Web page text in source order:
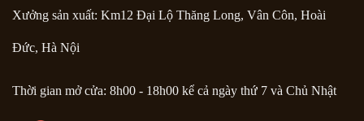
Xưởng sản xuất: Km12 Đại Lộ Thăng Long, Vân Côn, Hoài
Đức, Hà Nội
Thời gian mở cửa: 8h00 - 18h00 kể cả ngày thứ 7 và Chủ Nhật